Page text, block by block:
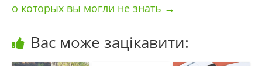
о которых вы могли не знать →
Вас може зацікавити: